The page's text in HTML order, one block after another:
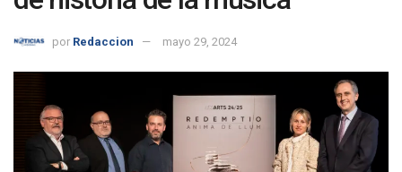
por Redaccion mayo 29, 2024